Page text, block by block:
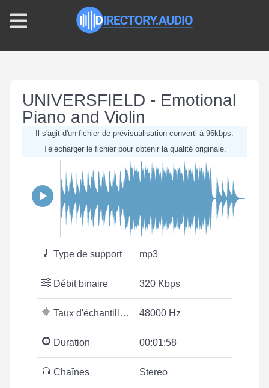
UNIVERSFIELD - Emotional
Piano and Violin
Il s'agit d'un fichier de prévisualisation converti à 96kbps.
Télécharger le fichier pour obtenir la qualité originale.
Type de support mp3
Débit binaire 320 Kbps
Taux d'échantillonnage 48000 Hz
Duration 00:01:58
Chaînes Stereo